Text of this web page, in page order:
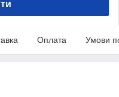
Оплата Умови